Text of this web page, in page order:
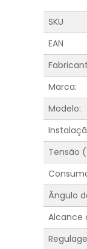
SKU
EAN
Marca:
Modelo:
Tensão
Ângulo
Alcance